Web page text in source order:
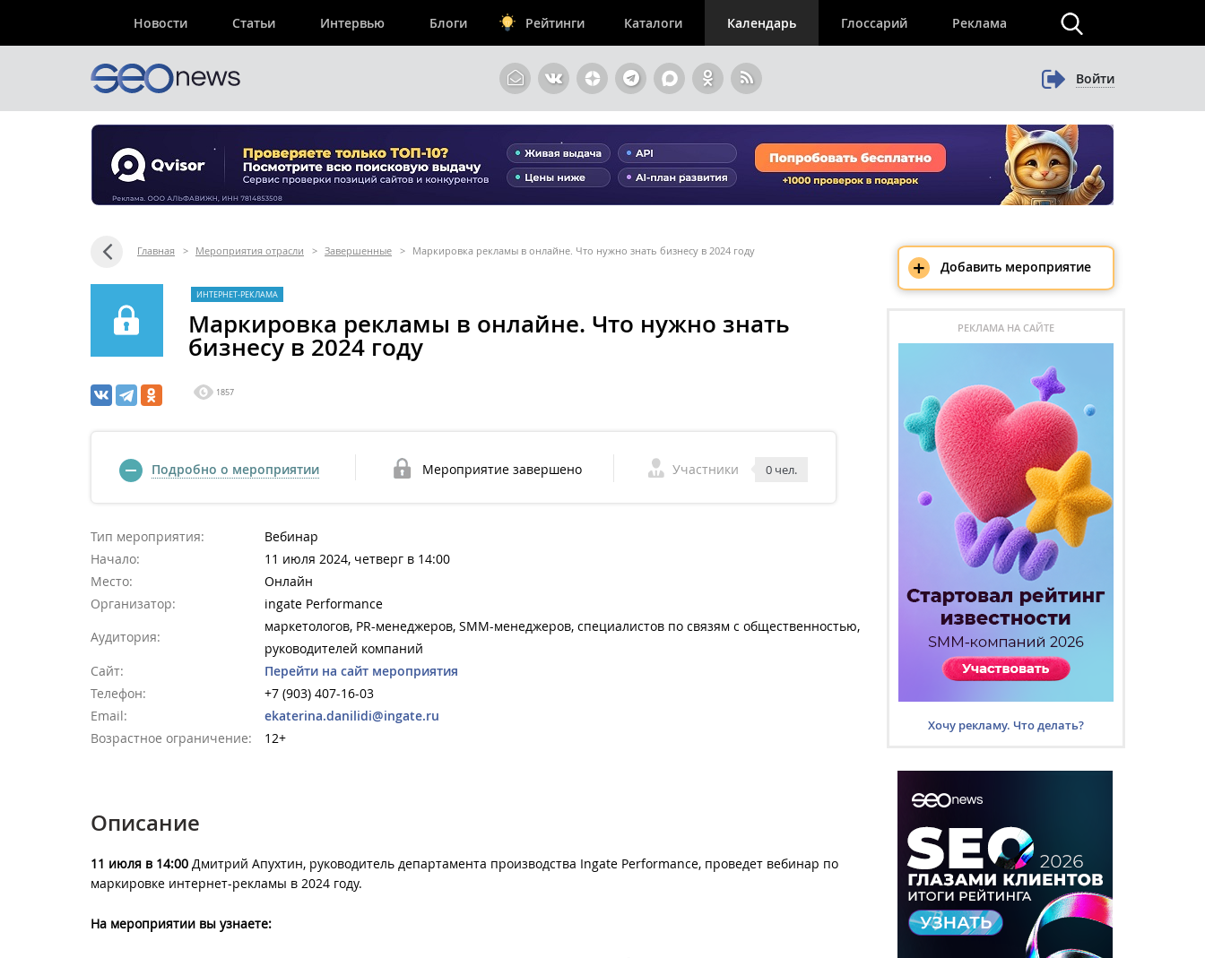
Новости Статьи Интервью Блоги Рейтинги Каталоги Календарь Глоссарий Реклама
Войти
Главная > Мероприятия отрасли > Завершенные > Маркировка рекламы в онлайне. Что нужно знать бизнесу в 2024 году
ИНТЕРНЕТ-РЕКЛАМА
Маркировка рекламы в онлайне. Что нужно знать
бизнесу в 2024 году
1857
Подробно о мероприятии Мероприятие завершено Участники 0 чел.
Тип мероприятия:
Вебинар
Начало:
11 июля 2024, четверг в 14:00
Место:
Онлайн
Организатор:
ingate Performance
Аудитория:
маркетологов, PR-менеджеров, SMM-менеджеров, специалистов по связям с общественностью,
руководителей компаний
Сайт:
Перейти на сайт мероприятия
Телефон:
+7 (903) 407-16-03
Email:
ekaterina.danilidi@ingate.ru
Возрастное ограничение:
12+
Описание
11 июля в 14:00 Дмитрий Апухтин, руководитель департамента производства Ingate Performance, проведет вебинар по
маркировке интернет-рекламы в 2024 году.
На мероприятии вы узнаете:
+ Добавить мероприятие
РЕКЛАМА НА САЙТЕ
Хочу рекламу. Что делать?